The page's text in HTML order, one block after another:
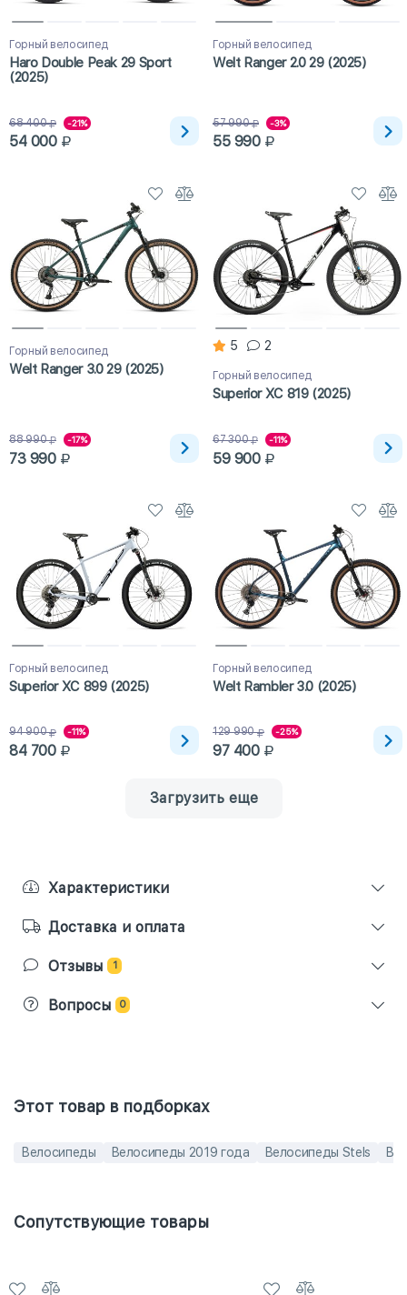
Горный велосипед
Haro Double Peak 29 Sport
(2025)
68 400 -21%
54 000
Горный велосипед
Welt Ranger 2.0 29 (2025)
57 990 -3%
55 990
Горный велосипед
Welt Ranger 3.0 29 (2025)
88 990 -17%
73 990
5 2
Горный велосипед
Superior XC 819 (2025)
67 300 -11%
59 900
Горный велосипед
Superior XC 899 (2025)
94 900 -11%
84 700
Горный велосипед
Welt Rambler 3.0 (2025)
129 990 -25%
97 400
Загрузить еще
Характеристики
Доставка и оплата
Отзывы 1
Вопросы 0
Этот товар в подборках
Велосипеды Велосипеды 2019 года Велосипеды Stels
Сопутствующие товары